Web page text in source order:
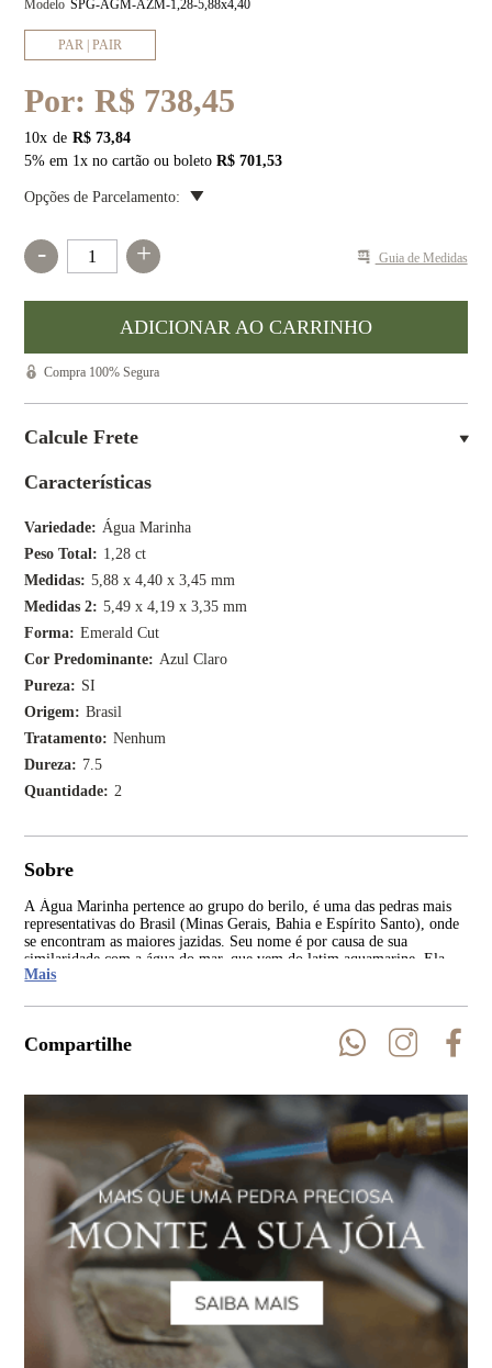
Características
Variedade
Água Marinha
Peso Total
1,28 ct
Medidas
5,88 x 4,40 x 3,45 mm
Medidas 2
5,49 x 4,19 x 3,35 mm
Forma
Emerald Cut
Cor Predominante
Azul Claro
Pureza
SI
Origem
Brasil
Tratamento
Nenhum
Dureza
7.5
Quantidade
2
Sobre
A Água Marinha pertence ao grupo do berilo, é uma das pedras mais
representativas do Brasil (Minas Gerais, Bahia e Espírito Santo), onde
se encontram as maiores jazidas. Seu nome é por causa de sua
similaridade com a água do mar, que vem do latim aquamarine. Ela
está presente em todos os continentes.
Mais
Compartilhe
Modelo SPG-AGM-AZM-1,28-5,88x4,40
PAR | PAIR
Por:R$ 738,45
10x
R$ 73,84
5% em 1x no cartão ou boletoR$ 701,53
Opções de Parcelamento:
- + Guia de Medidas
Compra 100% Segura
Calcule Frete